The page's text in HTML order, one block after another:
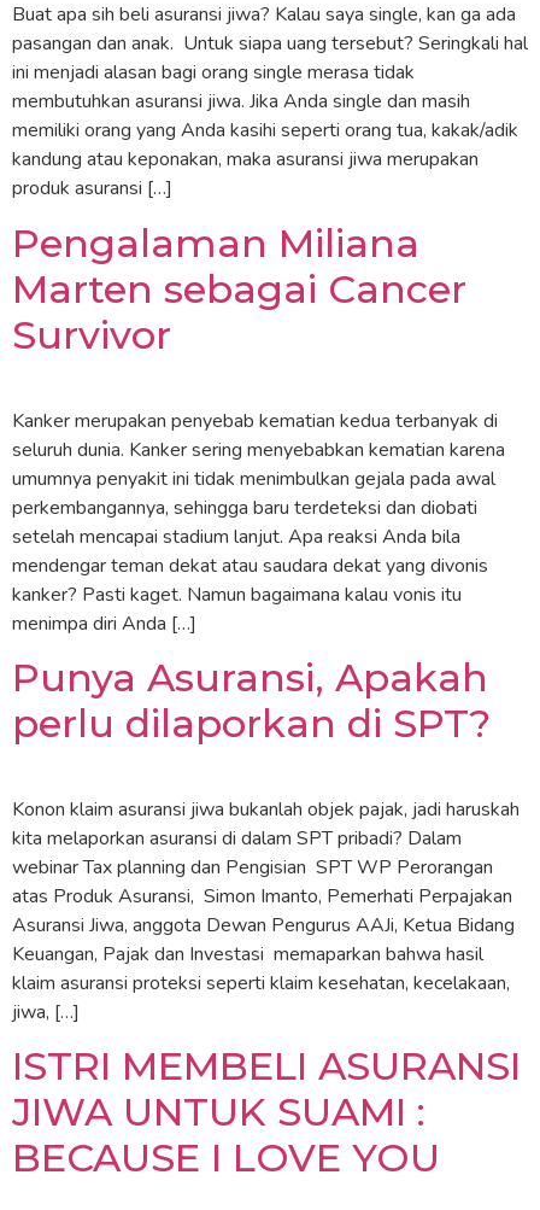
Buat apa sih beli asuransi jiwa? Kalau saya single, kan ga ada
pasangan dan anak. Untuk siapa uang tersebut? Seringkali hal
ini menjadi alasan bagi orang single merasa tidak
membutuhkan asuransi jiwa. Jika Anda single dan masih
memiliki orang yang Anda kasihi seperti orang tua, kakak/adik
kandung atau keponakan, maka asuransi jiwa merupakan
produk asuransi […]
Pengalaman Miliana
Marten sebagai Cancer
Survivor
Kanker merupakan penyebab kematian kedua terbanyak di
seluruh dunia. Kanker sering menyebabkan kematian karena
umumnya penyakit ini tidak menimbulkan gejala pada awal
perkembangannya, sehingga baru terdeteksi dan diobati
setelah mencapai stadium lanjut. Apa reaksi Anda bila
mendengar teman dekat atau saudara dekat yang divonis
kanker? Pasti kaget. Namun bagaimana kalau vonis itu
menimpa diri Anda […]
Punya Asuransi, Apakah
perlu dilaporkan di SPT?
Konon klaim asuransi jiwa bukanlah objek pajak, jadi haruskah
kita melaporkan asuransi di dalam SPT pribadi? Dalam
webinar Tax planning dan Pengisian SPT WP Perorangan
atas Produk Asuransi, Simon Imanto, Pemerhati Perpajakan
Asuransi Jiwa, anggota Dewan Pengurus AAJi, Ketua Bidang
Keuangan, Pajak dan Investasi memaparkan bahwa hasil
klaim asuransi proteksi seperti klaim kesehatan, kecelakaan,
jiwa, […]
ISTRI MEMBELI ASURANSI
JIWA UNTUK SUAMI :
BECAUSE I LOVE YOU